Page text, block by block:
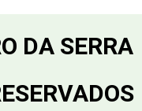
DA SERRA